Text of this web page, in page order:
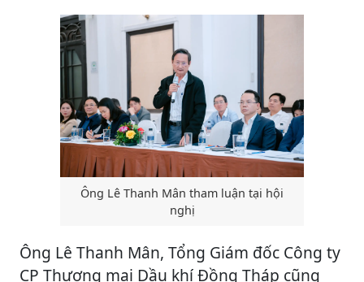
Ông Lê Thanh Mân tham luận tại hội
nghị
Ông Lê Thanh Mân, Tổng Giám đốc Công ty
CP Thương mại Dầu khí Đồng Tháp cũng